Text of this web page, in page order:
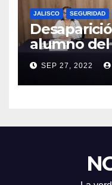
JALISCO SEGURIDAD
alumno del
SEP 27, 2022